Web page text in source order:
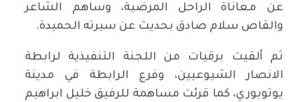
عن معاناة الراحل المرضية، وساهم الشاعر
والقاص سلام صادق بحديث عن سيرته الحميدة.
ثم ألقيت برقيات من اللجنة التنفيذية لرابطة
الانصار الشيوعيين، وفرع الرابطة في مدينة
يوتوبوري، كما قرئت مساهمة للرفيق خليل ابراهيم